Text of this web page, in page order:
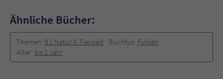
Ähnliche Bücher:
Themen: 9.1 Natur & Tierwelt Buchtyp: Fühlen
Alter: bis 1 Jahr